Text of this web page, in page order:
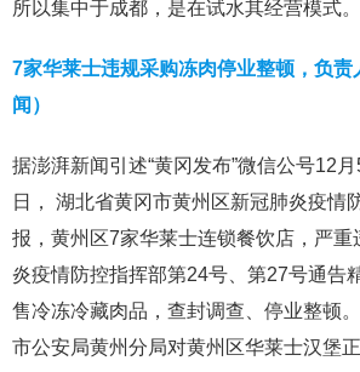
所以集中于成都，是在试水其经营模式。
7家华莱士违规采购冻肉停业整顿，负责
闻）
据澎湃新闻引述“黄冈发布”微信公号12
日， 湖北省黄冈市黄州区新冠肺炎疫情
报，黄州区7家华莱士连锁餐饮店，严重
炎疫情防控指挥部第24号、第27号通告
售冷冻冷藏肉品，查封调查、停业整顿
市公安局黄州分局对黄州区华莱士汉堡